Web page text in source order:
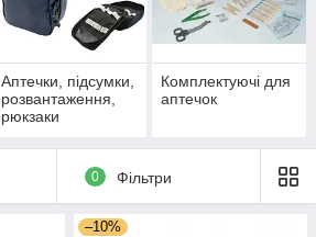
Аптечки, підсумки,
розвантаження,
рюкзаки
Комплектуючі для
аптечок
0 Фільтри
–10%